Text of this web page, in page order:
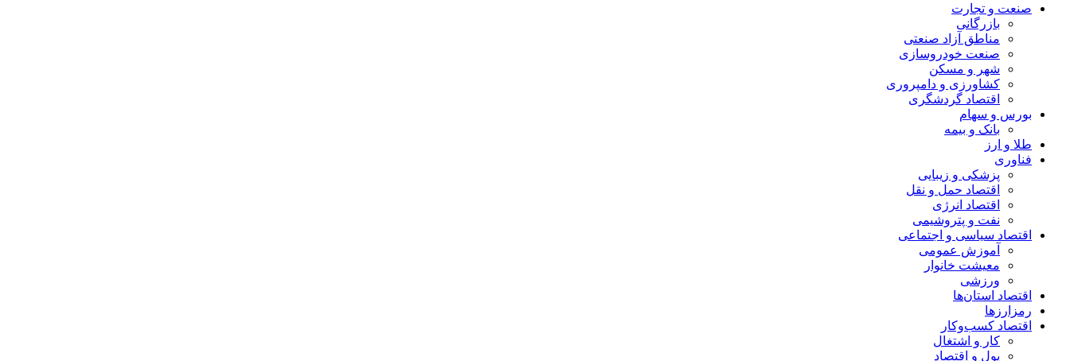
صنعت و تجارت
بازرگانی
مناطق آزاد صنعتی
صنعت خودروسازی
شهر و مسکن
کشاورزی و دامپروری
اقتصاد گردشگری
بورس و سهام
بانک و بیمه
طلا و ارز
فناوری
پزشکی و زیبایی
اقتصاد حمل و نقل
اقتصاد انرژی
نفت و پتروشیمی
اقتصاد سیاسی و اجتماعی
آموزش عمومی
معیشت خانوار
ورزشی
اقتصاد استان‌ها
رمزارزها
اقتصاد کسب‌و‌کار
کار و اشتغال
پول و اقتصاد